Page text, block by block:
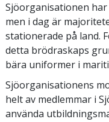
Sjöorganisationen
men i dag är
stationerade på land.
detta brödraskaps
bära uniformer i
Sjöorganisationens
helt av medlemmar i
använda